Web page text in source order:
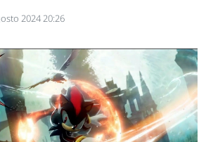
2024 20:26